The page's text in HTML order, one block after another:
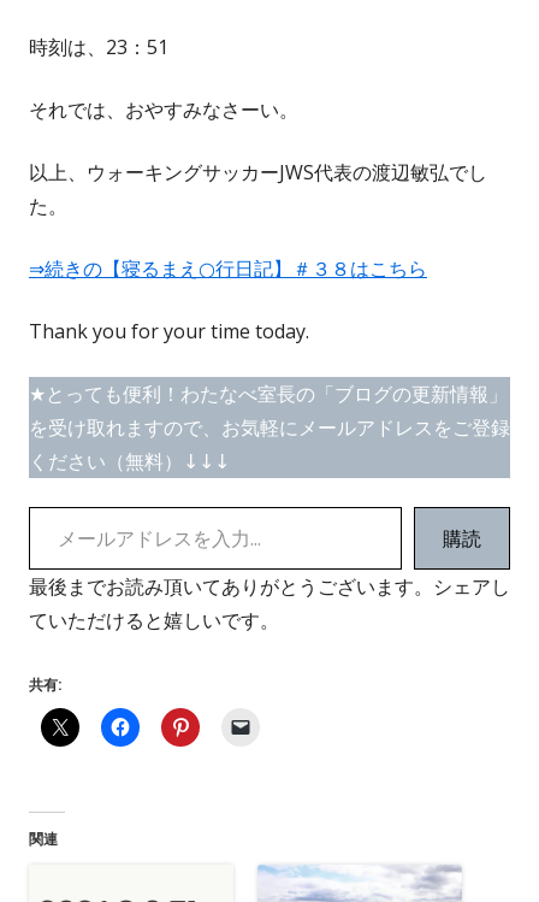
時刻は、23：51
それでは、おやすみなさーい。
以上、ウォーキングサッカーJWS代表の渡辺敏弘でし
た。
⇒続きの【寝るまえ○行日記】＃３８はこちら
Thank you for your time today.
★とっても便利！わたなべ室長の「ブログの更新情報」
を受け取れますので、お気軽にメールアドレスをご登録
ください（無料）↓↓↓
メールアドレスを入力...
購読
最後までお読み頂いてありがとうございます。シェアし
ていただけると嬉しいです。
共有:
関連